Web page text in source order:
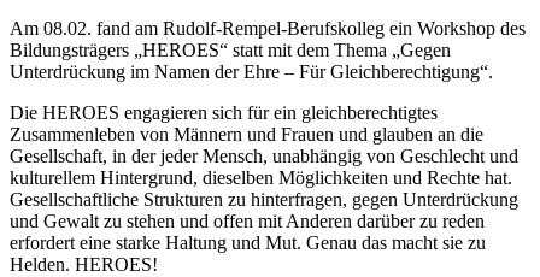
Am 08.02. fand am Rudolf-Rempel-Berufskolleg ein Workshop des
Bildungsträgers „HEROES“ statt mit dem Thema „Gegen
Unterdrückung im Namen der Ehre – Für Gleichberechtigung“.
Die HEROES engagieren sich für ein gleichberechtigtes
Zusammenleben von Männern und Frauen und glauben an die
Gesellschaft, in der jeder Mensch, unabhängig von Geschlecht und
kulturellem Hintergrund, dieselben Möglichkeiten und Rechte hat.
Gesellschaftliche Strukturen zu hinterfragen, gegen Unterdrückung
und Gewalt zu stehen und offen mit Anderen darüber zu reden
erfordert eine starke Haltung und Mut. Genau das macht sie zu
Helden. HEROES!